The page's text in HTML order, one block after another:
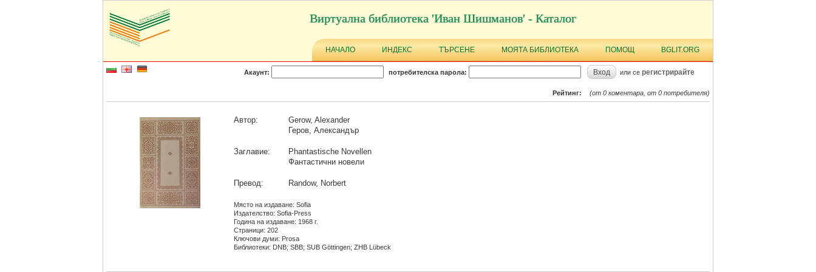
Виртуална библиотека 'Иван Шишманов' - Каталог
НАЧАЛО ИНДЕКС ТЪРСЕНЕ МОЯТА БИБЛИОТЕКА ПОМОЩ BGLIT.ORG
Акаунт: потребителска парола: Вход или се регистрирайте
Рейтинг: (от 0 коментара, от 0 потребителя)
Автор:
Gerow, Alexander
Геров, Александър
Заглавие:
Phantastische Novellen
Фантастични новели
Превод: Randow, Norbert
Място на издаване: Sofia
Издателство: Sofia-Press
Година на издаване: 1968 г.
Страници: 202
Ключови думи: Prosa
Библиотеки: DNB; SBB; SUB Göttingen; ZHB Lübeck